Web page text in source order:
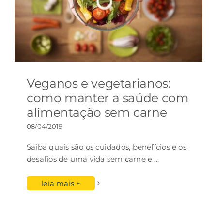
Veganos e vegetarianos:
como manter a saúde com
alimentação sem carne
08/04/2019
Saiba quais são os cuidados, benefícios e os
desafios de uma vida sem carne e ...
leia mais +